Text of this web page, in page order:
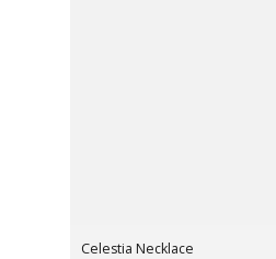
Celestia Necklace